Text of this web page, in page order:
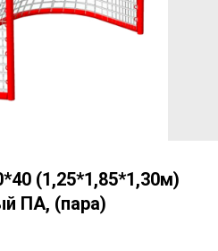
(1,25*1,85*1,30м)
ПА, (пара)